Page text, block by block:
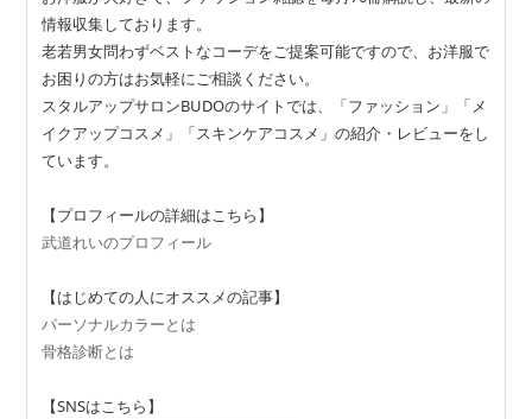
情報収集しております。
老若男女問わずベストなコーデをご提案可能ですので、お洋服で
お困りの方はお気軽にご相談ください。
スタルアップサロンBUDOのサイトでは、「ファッション」「メ
イクアップコスメ」「スキンケアコスメ」の紹介・レビューをし
ています。
【プロフィールの詳細はこちら】
武道れいのプロフィール
【はじめての人にオススメの記事】
パーソナルカラーとは
骨格診断とは
【SNSはこちら】